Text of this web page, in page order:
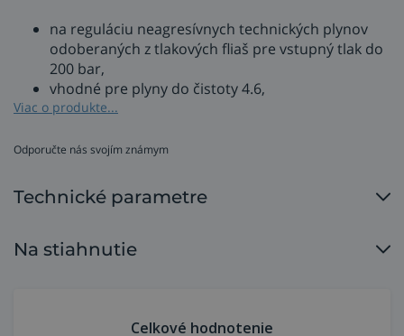
na reguláciu neagresívnych technických plynov
odoberaných z tlakových fliaš pre vstupný tlak do
200 bar,
vhodné pre plyny do čistoty 4.6,
pre všetky priemyslové aplikácie s dodávkou
vynikajúce parametre, výborná stabilita
ergonomický a robustný design,
prehľadná stupnica manometra umožňuje
presné meranie tlaku,
kovanej mosadze, zvon z odlitku z Zn/Al
Viac o produkte...
Odporučte nás svojím známym
Technické parametre
Na stiahnutie
Celkové hodnotenie